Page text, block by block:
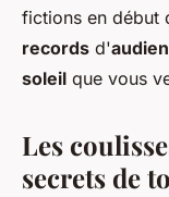
fictions en début
records d'
soleil que vous
Les
secrets de